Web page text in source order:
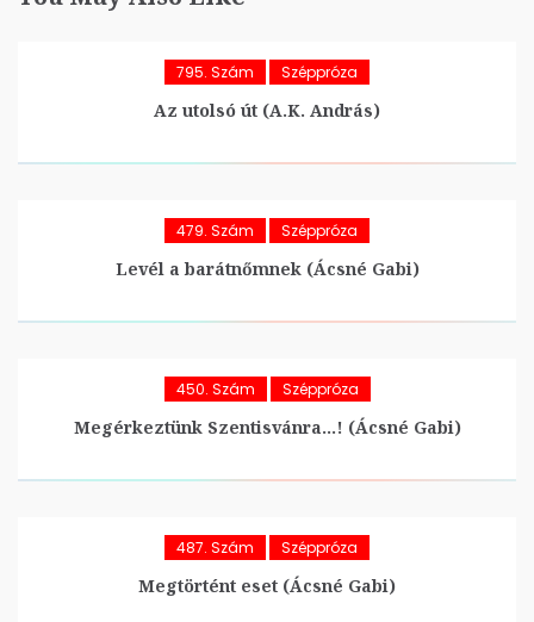
795. Szám Széppróza
Az utolsó út (A.K. András)
479. Szám Széppróza
Levél a barátnőmnek (Ácsné Gabi)
450. Szám Széppróza
Megérkeztünk Szentisvánra…! (Ácsné Gabi)
487. Szám Széppróza
Megtörtént eset (Ácsné Gabi)